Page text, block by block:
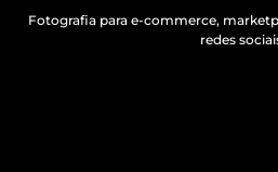
Fotografia para e-commerce,
redes